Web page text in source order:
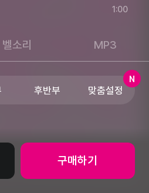
1:00
벨소리 MP3
후반부 맞춤설정
N
구매하기